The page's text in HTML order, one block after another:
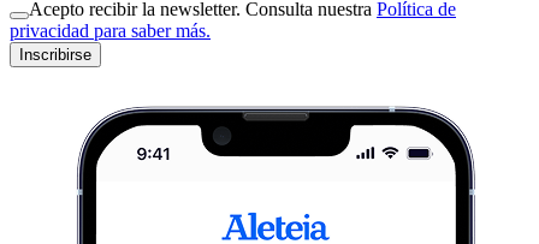
Acepto recibir la newsletter. Consulta nuestra Política de
privacidad para saber más.
Inscribirse